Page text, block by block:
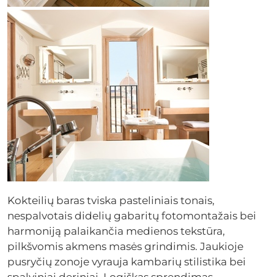
Kokteilių baras tviska pasteliniais tonais,
nespalvotais didelių gabaritų fotomontažais bei
harmoniją palaikančia medienos tekstūra,
pilkšvomis akmens masės grindimis. Jaukioje
pusryčių zonoje vyrauja kambarių stilistika bei